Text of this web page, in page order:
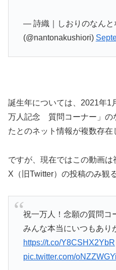
— 詩織｜しおりのなんと
(@nantonakushiori)
誕生年については、2021年1
万人記念 質問コーナー」の
たとのネット情報が複数存在
ですが、現在ではこの動画は
X（旧Twitter）の投稿のみ観
祝一万人！念願の質問コ
みんな本当にいつもあり
https://t.co/Y8CSHX2YbR
pic.twitter.com/